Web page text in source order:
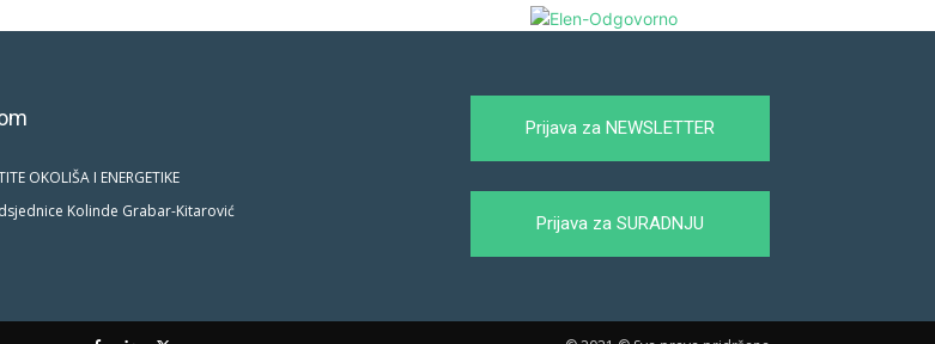
OKOLIŠA I ENERGETIKE
Kolinde Grabar-Kitarović
Prijava za NEWSLETTER
Prijava za SURADNJU